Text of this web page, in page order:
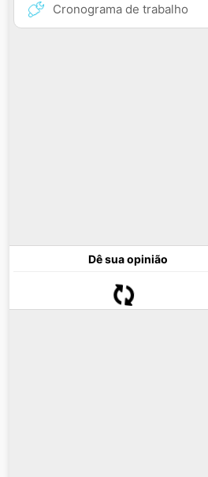
Cronograma de trabalho
Dê sua opinião